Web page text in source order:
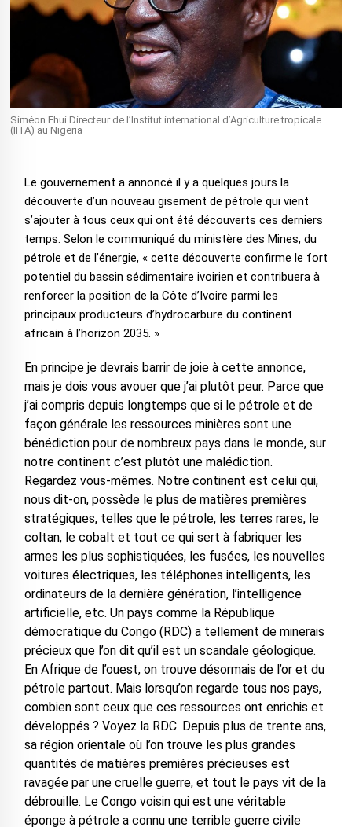
Siméon Ehui Directeur de l’Institut international d’Agriculture tropicale
(IITA) au Nigeria
Le gouvernement a annoncé il y a quelques jours la
découverte d’un nouveau gisement de pétrole qui vient
s’ajouter à tous ceux qui ont été découverts ces derniers
temps. Selon le communiqué du ministère des Mines, du
pétrole et de l’énergie, « cette découverte confirme le fort
potentiel du bassin sédimentaire ivoirien et contribuera à
renforcer la position de la Côte d’Ivoire parmi les
principaux producteurs d’hydrocarbure du continent
africain à l’horizon 2035. »
En principe je devrais barrir de joie à cette annonce,
mais je dois vous avouer que j’ai plutôt peur. Parce que
j’ai compris depuis longtemps que si le pétrole et de
façon générale les ressources minières sont une
bénédiction pour de nombreux pays dans le monde, sur
notre continent c’est plutôt une malédiction.
Regardez vous-mêmes. Notre continent est celui qui,
nous dit-on, possède le plus de matières premières
stratégiques, telles que le pétrole, les terres rares, le
coltan, le cobalt et tout ce qui sert à fabriquer les
armes les plus sophistiquées, les fusées, les nouvelles
voitures électriques, les téléphones intelligents, les
ordinateurs de la dernière génération, l’intelligence
artificielle, etc. Un pays comme la République
démocratique du Congo (RDC) a tellement de minerais
précieux que l’on dit qu’il est un scandale géologique.
En Afrique de l’ouest, on trouve désormais de l’or et du
pétrole partout. Mais lorsqu’on regarde tous nos pays,
combien sont ceux que ces ressources ont enrichis et
développés ? Voyez la RDC. Depuis plus de trente ans,
sa région orientale où l’on trouve les plus grandes
quantités de matières premières précieuses est
ravagée par une cruelle guerre, et tout le pays vit de la
débrouille. Le Congo voisin qui est une véritable
éponge à pétrole a connu une terrible guerre civile